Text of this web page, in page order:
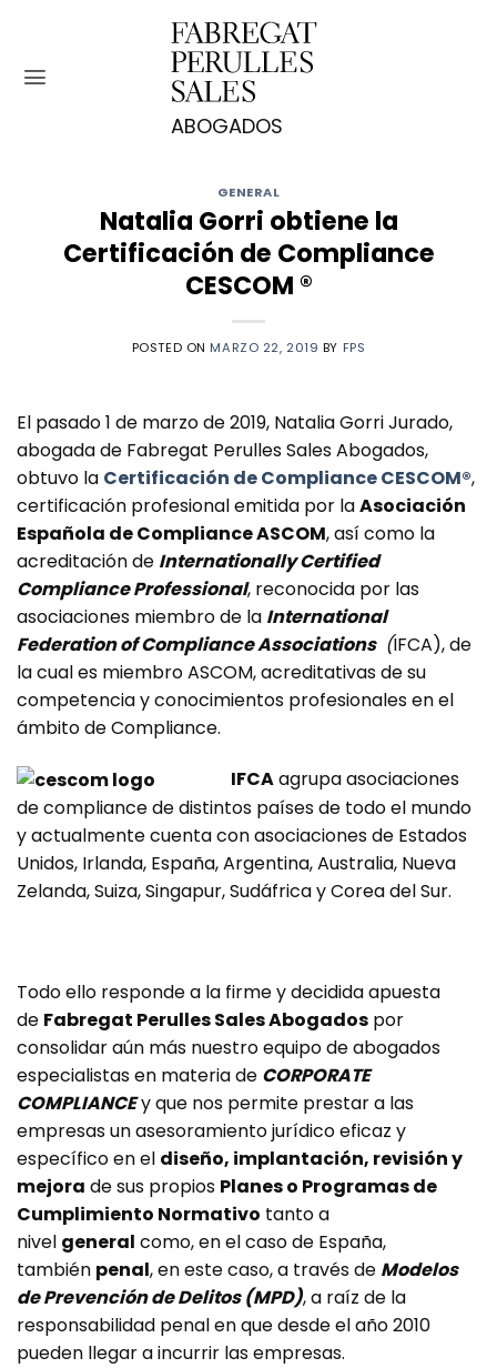
contenido
GENERAL
Natalia Gorri obtiene la
Certificación de Compliance
CESCOM ®
POSTED ON MARZO 22, 2019 BY FPS
El pasado 1 de marzo de 2019, Natalia Gorri Jurado,
abogada de Fabregat Perulles Sales Abogados,
obtuvo la Certificación de Compliance CESCOM®,
certificación profesional emitida por laAsociación
Española de Compliance ASCOM, así como la
acreditación de Internationally Certified
Compliance Professional, reconocida por las
asociaciones miembro de la International
Federation of Compliance Associations(IFCA), de
la cual es miembro ASCOM, acreditativas de su
competencia y conocimientos profesionales en el
ámbito de Compliance.
IFCAagrupa asociaciones
de compliance de distintos países de todo el mundo
y actualmente cuenta con asociaciones de Estados
Unidos, Irlanda, España, Argentina, Australia, Nueva
Zelanda, Suiza, Singapur, Sudáfrica y Corea del Sur.
Todo ello responde a la firme y decidida apuesta
de Fabregat Perulles Sales Abogados por
consolidar aún más nuestro equipo de abogados
especialistas en materia de CORPORATE
COMPLIANCEy que nos permite prestar a las
empresas un asesoramiento jurídico eficaz y
específico en el diseño, implantación, revisión y
mejora de sus propios Planes o Programas de
Cumplimiento Normativo tanto a
nivel general como, en el caso de España,
también penal, en este caso, a través de Modelos
de Prevención de Delitos (MPD), a raíz de la
responsabilidad penal en que desde el año 2010
pueden llegar a incurrir las empresas.